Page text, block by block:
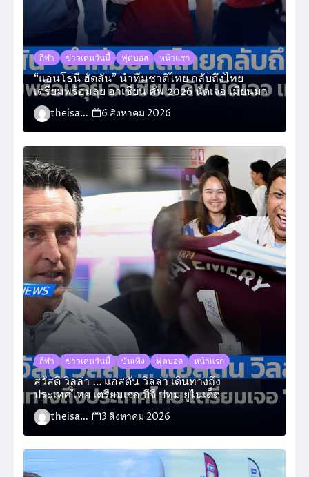
กีฬา ข่าวเด่นวันนี้ ฟุตบอล หน้าแรก
“แอนโธนี ฮัดสัน” นำทีมชาติไทย กลับถึงไทย
เตรียมพร้อมลุย อาเซียน คัพ 2026 นัดเจอ เมียนมา
theisara_admin 6 สิงหาคม 2026
กีฬา ข่าวเด่นวันนี้ บันเทิง ฟุตบอล หน้าแรก
สวัสดี วิลล่า … แอสตัน วิลล่า เดินทางถึง
ประเทศไทย เตรียมเจอ บีจี ปทุม ยูไนเต็ด
theisara_admin 3 สิงหาคม 2026